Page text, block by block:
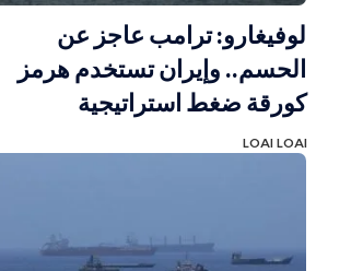
لوفيغارو: ترامب عاجز عن
الحسم.. وإيران تستخدم هرمز
كورقة ضغط استراتيجية
LOAI LOAI